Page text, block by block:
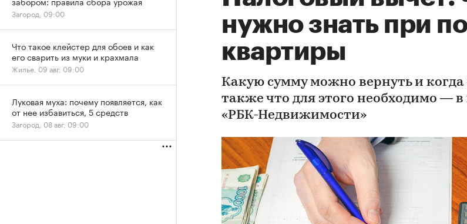
нужно знать при
квартиры
Какую сумму можно вернуть и когда
также что для этого необходимо —
«РБК-Недвижимости»
Загород, 09:00
Что такое клейстер для обоев и как
его сварить из муки и крахмала
Жилье, 09 авг, 09:00
Луковая муха: почему появляется, как
от нее избавиться, 5 средств
Загород, 08 авг, 09:00